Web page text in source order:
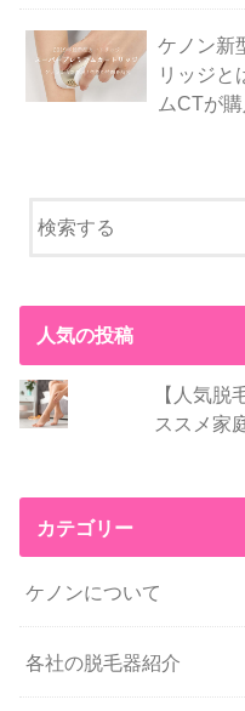
ケノン新
リッジと
ムCTが
人気の投稿
【人気脱
ススメ家
カテゴリー
ケノンについて
各社の脱毛器紹介